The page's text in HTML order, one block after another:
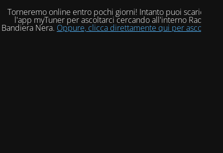
Torneremo online entro pochi giorni! Intanto puoi scaricare
l'app myTuner per ascoltarci cercando all'interno Radio
Bandiera Nera. Oppure, clicca direttamente qui per ascoltarci!